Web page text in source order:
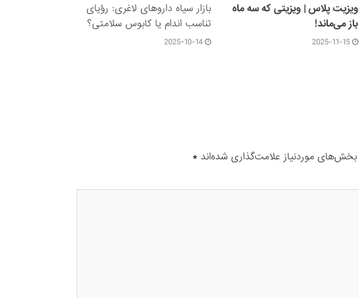
ویزیت پلاس | ویزیتی که سه ماه
باز می‌ماند!
2025-11-15
بازار سیاه داروهای لاغری: رؤیای
تناسب اندام یا کابوس سلامتی؟
2025-10-14
بخش‌های موردنیاز علامت‌گذاری شده‌اند *